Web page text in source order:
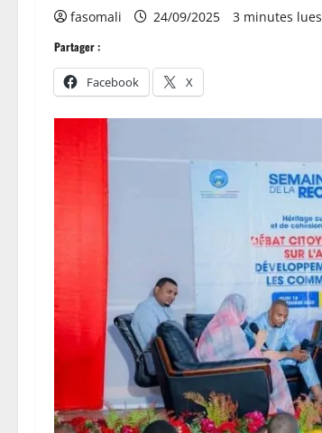
fasomali 24/09/2025 3 minutes lues
Partager :
Facebook X